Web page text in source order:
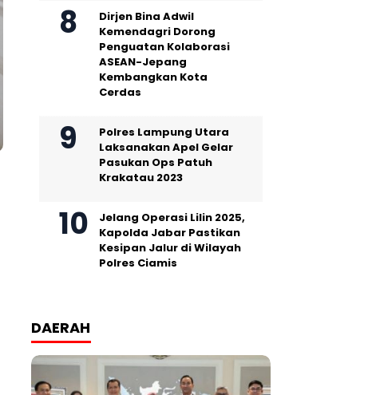
Dirjen Bina Adwil
Kemendagri Dorong
Penguatan Kolaborasi
ASEAN-Jepang
Kembangkan Kota
Cerdas
Polres Lampung Utara
Laksanakan Apel Gelar
Pasukan Ops Patuh
Krakatau 2023
Jelang Operasi Lilin 2025,
Kapolda Jabar Pastikan
Kesipan Jalur di Wilayah
Polres Ciamis
DAERAH